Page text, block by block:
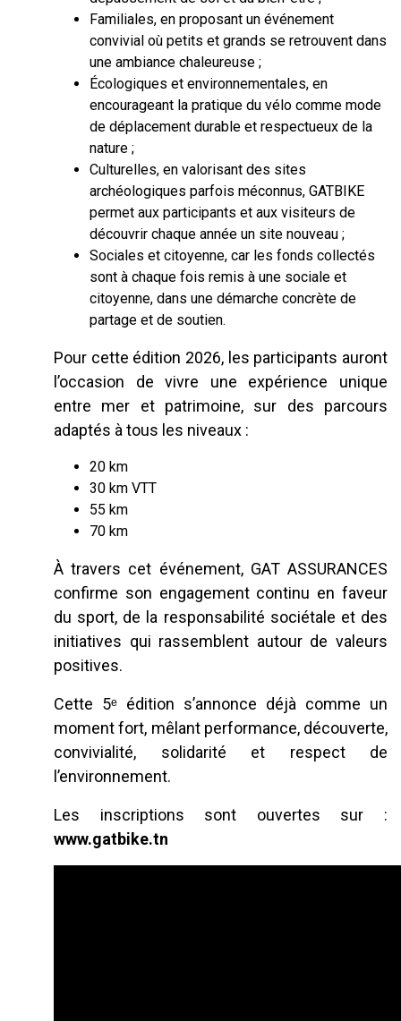
Familiales, en proposant un événement
convivial où petits et grands se retrouvent dans
une ambiance chaleureuse ;
Écologiques et environnementales, en
encourageant la pratique du vélo comme mode
de déplacement durable et respectueux de la
nature ;
Culturelles, en valorisant des sites
archéologiques parfois méconnus, GATBIKE
permet aux participants et aux visiteurs de
découvrir chaque année un site nouveau ;
Sociales et citoyenne, car les fonds collectés
sont à chaque fois remis à une sociale et
citoyenne, dans une démarche concrète de
partage et de soutien.
Pour cette édition 2026, les participants auront
l’occasion de vivre une expérience unique
entre mer et patrimoine, sur des parcours
adaptés à tous les niveaux :
20 km
30 km VTT
55 km
70 km
À travers cet événement, GAT ASSURANCES
confirme son engagement continu en faveur
du sport, de la responsabilité sociétale et des
initiatives qui rassemblent autour de valeurs
positives.
Cette 5ᵉ édition s’annonce déjà comme un
moment fort, mêlant performance, découverte,
convivialité, solidarité et respect de
l’environnement.
Les inscriptions sont ouvertes sur :
www.gatbike.tn